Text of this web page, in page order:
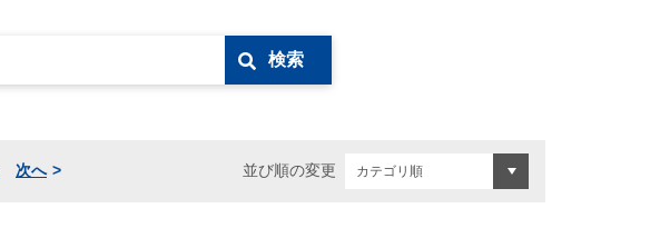
検索
次へ 並び順の変更